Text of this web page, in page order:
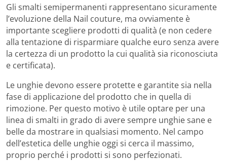
Gli smalti semipermanenti rappresentano sicuramente
l’evoluzione della Nail couture, ma ovviamente è
importante scegliere prodotti di qualità (e non cedere
alla tentazione di risparmiare qualche euro senza avere
la certezza di un prodotto la cui qualità sia riconosciuta
e certificata).
Le unghie devono essere protette e garantite sia nella
fase di applicazione del prodotto che in quella di
rimozione. Per questo motivo è utile optare per una
linea di smalti in grado di avere sempre unghie sane e
belle da mostrare in qualsiasi momento. Nel campo
dell’estetica delle unghie oggi si cerca il massimo,
proprio perché i prodotti si sono perfezionati.